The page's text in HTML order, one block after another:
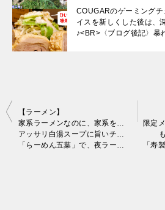
COUGARのゲーミング
イスを新しくした後は、
♪<BR>〈ブログ後記〉暴
投
【ラーメン】
家系ラーメンなのに、家系を謳わないw
アッサリ白湯スープに旨いチャーシュー♪
「らーめん五葉」で、夜ラーして来ました。
限定メニ
「寿